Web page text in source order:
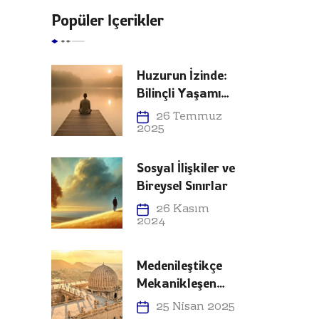
Popüler İçerikler
Huzurun İzinde:
Bilinçli Yaşamın
Erdemi26 Temmuz
2025
Sosyal İlişkiler ve
Bireysel Sınırlar
26 Kasım
2024
Medenileştikçe
Mekanikleşen
İnsan25 Nisan 2025